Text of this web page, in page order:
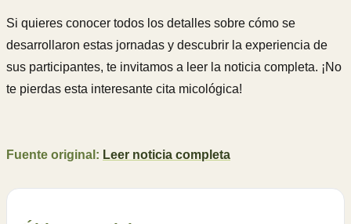
Si quieres conocer todos los detalles sobre cómo se
desarrollaron estas jornadas y descubrir la experiencia de
sus participantes, te invitamos a leer la noticia completa. ¡No
te pierdas esta interesante cita micológica!
Fuente original: Leer noticia completa